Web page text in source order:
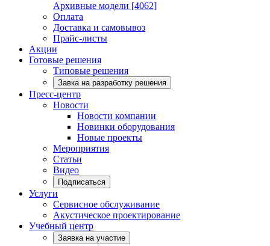
Архивные модели [4062]
Оплата
Доставка и самовывоз
Прайс-листы
Акции
Готовые решения
Типовые решения
Завка на разработку решения
Пресс-центр
Новости
Новости компании
Новинки оборудования
Новые проекты
Мероприятия
Статьи
Видео
Подписаться
Услуги
Сервисное обслуживание
Акустическое проектирование
Учебный центр
Заявка на участие